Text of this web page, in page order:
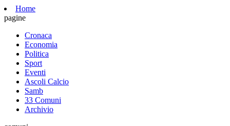
Home
pagine
Cronaca
Economia
Politica
Sport
Eventi
Ascoli Calcio
Samb
33 Comuni
Archivio